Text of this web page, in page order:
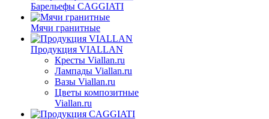
Барельефы CAGGIATI
Мячи гранитные
Продукция VIALLAN
Кресты Viallan.ru
Лампады Viallan.ru
Вазы Viallan.ru
Цветы композитные
Viallan.ru